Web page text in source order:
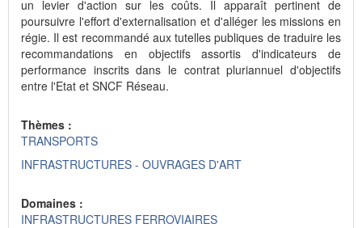
un levier d'action sur les coûts. Il apparaît pertinent de
poursuivre l'effort d'externalisation et d'alléger les missions en
régie. Il est recommandé aux tutelles publiques de traduire les
recommandations en objectifs assortis d'indicateurs de
performance inscrits dans le contrat pluriannuel d'objectifs
entre l'Etat et SNCF Réseau.
Thèmes :
TRANSPORTS
INFRASTRUCTURES - OUVRAGES D'ART
Domaines :
INFRASTRUCTURES FERROVIAIRES